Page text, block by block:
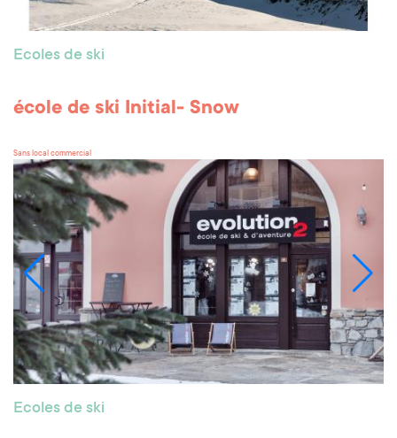
Ecoles de ski
école de ski Initial- Snow
Sans local commercial
Ecoles de ski